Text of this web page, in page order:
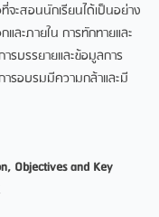
จะสอนนักเรียนได้เป็นอย่าง
ะภายใน การทักทายและ
รบรรยายและข้อมูลการ
ารอบรมมีความกล้าและมี
Objectives and Key